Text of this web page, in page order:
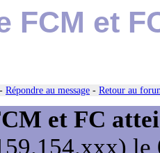
FCM et
- Répondre au message - Retour au
et FC
le